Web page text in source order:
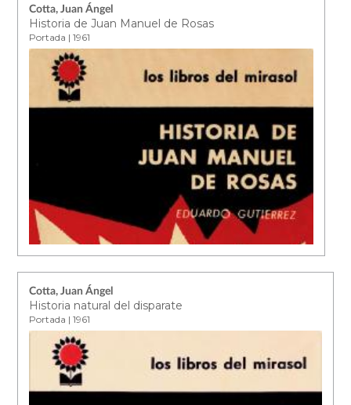
Cotta, Juan Ángel
Historia de Juan Manuel de Rosas
Portada | 1961
Cotta, Juan Ángel
Historia natural del disparate
Portada | 1961